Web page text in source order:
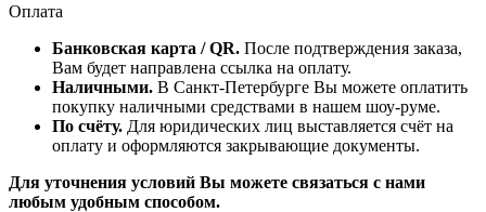
Оплата
Банковская карта / QR. После подтверждения заказа,
Вам будет направлена ссылка на оплату.
Наличными. В Санкт-Петербурге Вы можете оплатить
покупку наличными средствами в нашем шоу-руме.
По счёту. Для юридических лиц выставляется счёт на
оплату и оформляются закрывающие документы.
Для уточнения условий Вы можете связаться с нами
любым удобным способом.